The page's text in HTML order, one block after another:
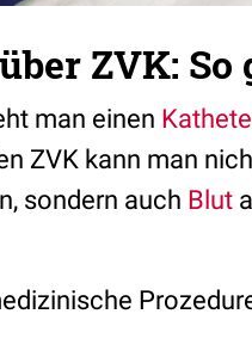
ZVK: So
man einen
ZVK kann man
sondern auch Blut